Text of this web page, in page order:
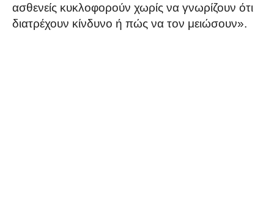
ασθενείς κυκλοφορούν χωρίς να γνωρίζουν ότι
διατρέχουν κίνδυνο ή πώς να τον μειώσουν».